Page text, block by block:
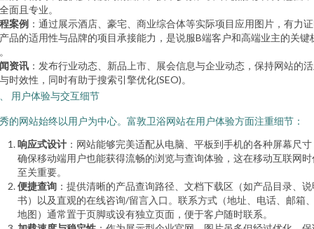
面且专业。
案例 ：通过展示酒店、豪宅、商业综合体等实际项目应用图片，有力
品的适用性与品牌的项目承接能力，是说服B端客户和高端业主的关键
资讯 ：发布行业动态、新品上市、展会信息与企业动态，保持网站的
时效性，同时有助于搜索引擎优化(SEO)。
用户体验与交互细节
的网站始终以用户为中心。富敦卫浴网站在用户体验方面注重细节：
响应式设计 ：网站能够完美适配从电脑、平板到手机的各种屏幕尺寸
确保移动端用户也能获得流畅的浏览与查询体验，这在移动互联网时
至关重要。
便捷查询 ：提供清晰的产品查询路径、文档下载区（如产品目录、说
书）以及直观的在线咨询/留言入口。联系方式（地址、电话、邮箱
地图）通常置于页脚或设有独立页面，便于客户随时联系。